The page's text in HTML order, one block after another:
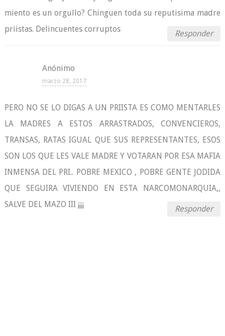
miento es un orgullo? Chinguen toda su reputisima madre
priistas. Delincuentes corruptos
Responder
Anónimo
marzo 28, 2017
PERO NO SE LO DIGAS A UN PRIISTA ES COMO MENTARLES
LA MADRES A ESTOS ARRASTRADOS, CONVENCIEROS,
TRANSAS, RATAS IGUAL QUE SUS REPRESENTANTES, ESOS
SON LOS QUE LES VALE MADRE Y VOTARAN POR ESA MAFIA
INMENSA DEL PRI.. POBRE MEXICO , POBRE GENTE JODIDA
QUE SEGUIRA VIVIENDO EN ESTA NARCOMONARQUIA,,
SALVE DEL MAZO III ¡¡¡¡
Responder